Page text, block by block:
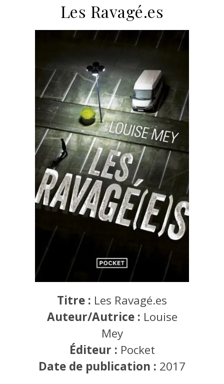
Les Ravagé.es
Titre : Les Ravagé.es
Auteur/Autrice : Louise
Mey
Éditeur : Pocket
Date de publication : 2017